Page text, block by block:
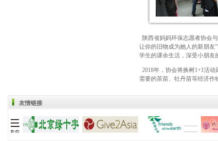
陕西省妈妈环保志愿者协会
让你的旧物成为她人的新朋友
学生的课余生活，深受小朋友
2018年，协会将换树1+1活
需要的茶苗、牡丹苗等经济作
友情链接